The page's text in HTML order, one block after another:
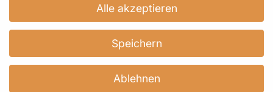
Hier geht es zur Anmeldung
Alle akzeptieren
Speichern
Ablehnen